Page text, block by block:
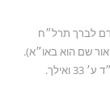
לברך תרל״ח
שם הוא באו״א).